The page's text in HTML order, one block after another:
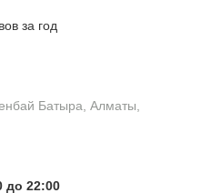
за год
Батыра, Алматы,
до 22:00